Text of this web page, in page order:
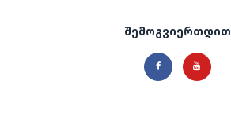
შემოგვიერთდით